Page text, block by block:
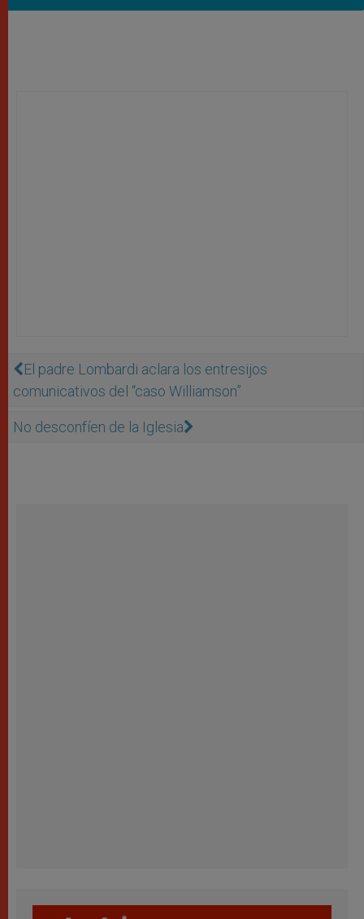
El padre Lombardi aclara los entresijos
comunicativos del “caso Williamson”
No desconfíen de la Iglesia